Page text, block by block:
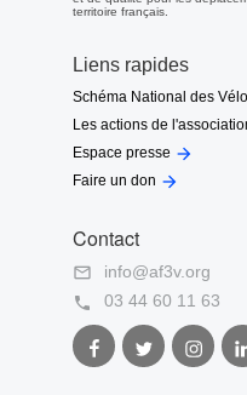
territoire français.
Liens rapides
Schéma National des
Les actions de
Espace presse 
Faire un don 
Contact

info@af3v.org

03 44 60 11 63
Facebook
AF3V
Twitter
AF3V AF3V